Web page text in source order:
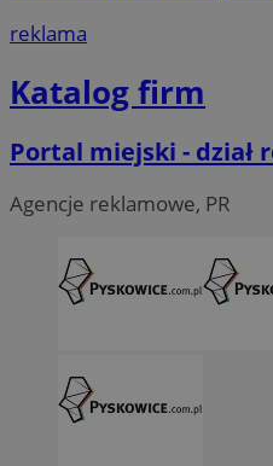
reklama
Katalog firm
Portal miejski - dział
Agencje reklamowe, PR